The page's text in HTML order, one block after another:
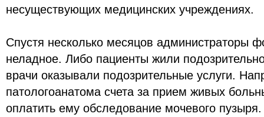
несуществующих медицинских учреждениях.
Спустя несколько месяцов администраторы
неладное. Либо пациенты жили
врачи оказывали подозрительные услуги.
патологоанатома счета за прием живых
оплатить ему обследование мочевого